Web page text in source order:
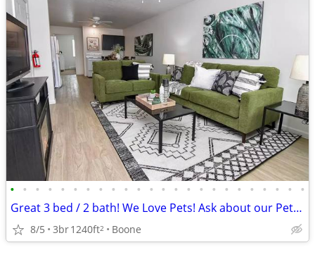
• • • • • • • • • • • • • • • • • • • • • • • •
Great 3 bed / 2 bath! We Love Pets! Ask about our Pet Policy
8/5 3br1240ft2 Boone